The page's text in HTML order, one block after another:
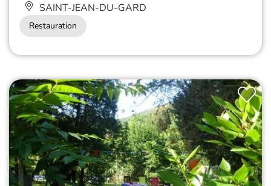
SAINT-JEAN-DU-GARD
Restauration